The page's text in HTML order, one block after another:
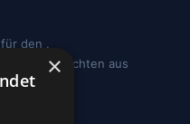
den .
und Geschichten aus
×